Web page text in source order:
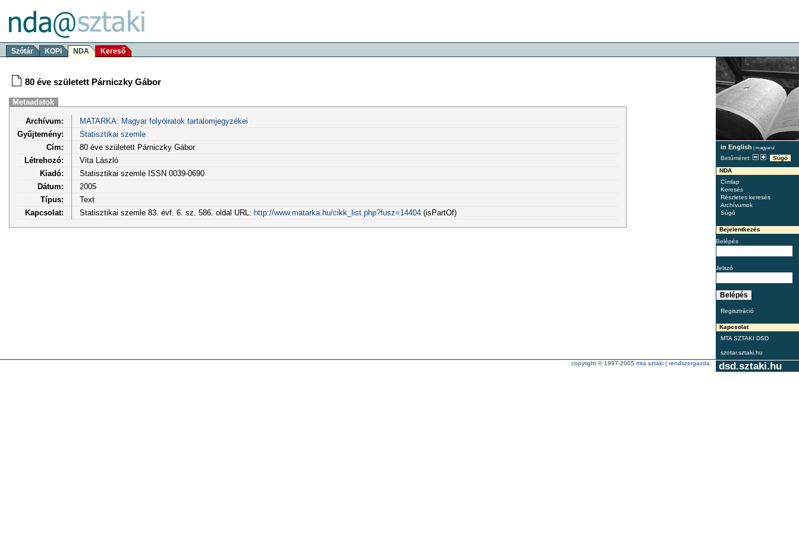
Szótár KOPI NDA Kereső
in English | magyarul
Betűméret:
Súgó
NDA
Címlap
Keresés
Részletes keresés
Archívumok
Súgó
Bejelentkezés
Belépés
Jelszó
Regisztráció
Kapcsolat
MTA SZTAKI DSD
szotar.sztaki.hu
80 éve született Párniczky Gábor
Metaadatok
Archívum:
MATARKA: Magyar folyóiratok tartalomjegyzékei
Gyűjtemény:
Statisztikai szemle
Cím:
80 éve született Párniczky Gábor
Létrehozó:
Vita László
Kiadó:
Statisztikai szemle ISSN 0039-0690
Dátum:
2005
Típus:
Text
Kapcsolat:
Statisztikai szemle 83. évf. 6. sz. 586. oldal URL: http://www.matarka.hu/cikk_list.php?fusz=14404(isPartOf)
dsd.sztaki.hu
copyright © 1997-2005 mta sztaki | rendszergazda